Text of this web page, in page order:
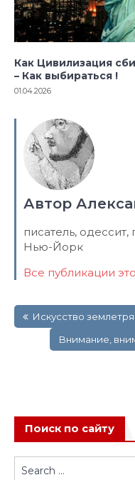
Как Цивилизация
– Как выбираться !
01.04.2026
Автор
писатель,
Нью-Йорк
Все публикации
по
записям
Искусство
Внимание,
Поиск по сайту
Search